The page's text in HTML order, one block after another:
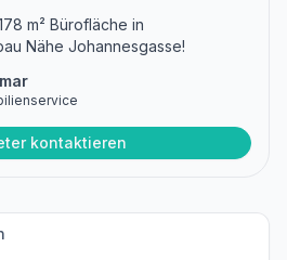
m² Bürofläche in
Nähe Johannesgasse!
kontaktieren